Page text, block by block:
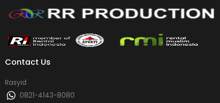
Contact Us
Rasyid
0821-4143-8080